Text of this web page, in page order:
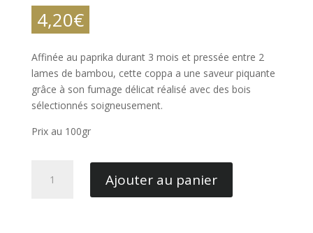
4,20€
Affinée au paprika durant 3 mois et pressée entre 2
lames de bambou, cette coppa a une saveur piquante
grâce à son fumage délicat réalisé avec des bois
sélectionnés soigneusement.
Prix au 100gr
Ajouter au panier